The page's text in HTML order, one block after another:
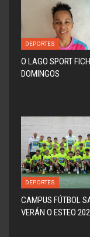
DEPORTES
O LAGO SPORT
DOMINGOS
DEPORTES
CAMPUS FÚTBOL
VERÁN O ESTEO